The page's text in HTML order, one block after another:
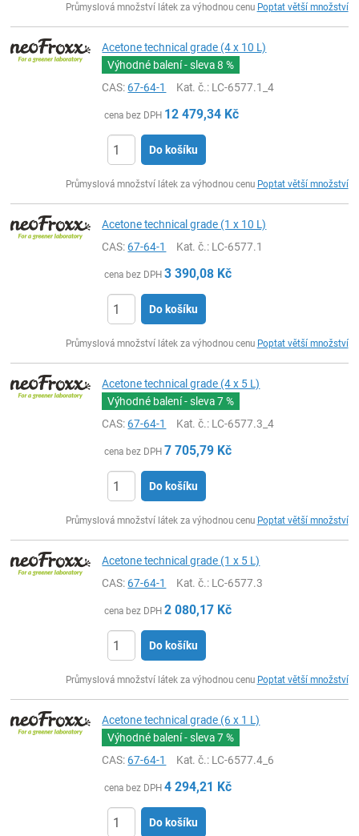
Průmyslová množství látek za výhodnou cenu Poptat větší množství
Acetone technical grade (4 x 10 L)
Výhodné balení - sleva8 %
CAS:67-64-1 Kat. č.: LC-6577.1_4
cena bez DPH 12 479,34 Kč
Do košíku
Průmyslová množství látek za výhodnou cenu Poptat větší množství
Acetone technical grade (1 x 10 L)
CAS:67-64-1 Kat. č.: LC-6577.1
cena bez DPH 3 390,08 Kč
Do košíku
Průmyslová množství látek za výhodnou cenu Poptat větší množství
Acetone technical grade (4 x 5 L)
Výhodné balení - sleva7 %
CAS:67-64-1 Kat. č.: LC-6577.3_4
cena bez DPH 7 705,79 Kč
Do košíku
Průmyslová množství látek za výhodnou cenu Poptat větší množství
Acetone technical grade (1 x 5 L)
CAS:67-64-1 Kat. č.: LC-6577.3
cena bez DPH 2 080,17 Kč
Do košíku
Průmyslová množství látek za výhodnou cenu Poptat větší množství
Acetone technical grade (6 x 1 L)
Výhodné balení - sleva7 %
CAS:67-64-1 Kat. č.: LC-6577.4_6
cena bez DPH 4 294,21 Kč
Do košíku